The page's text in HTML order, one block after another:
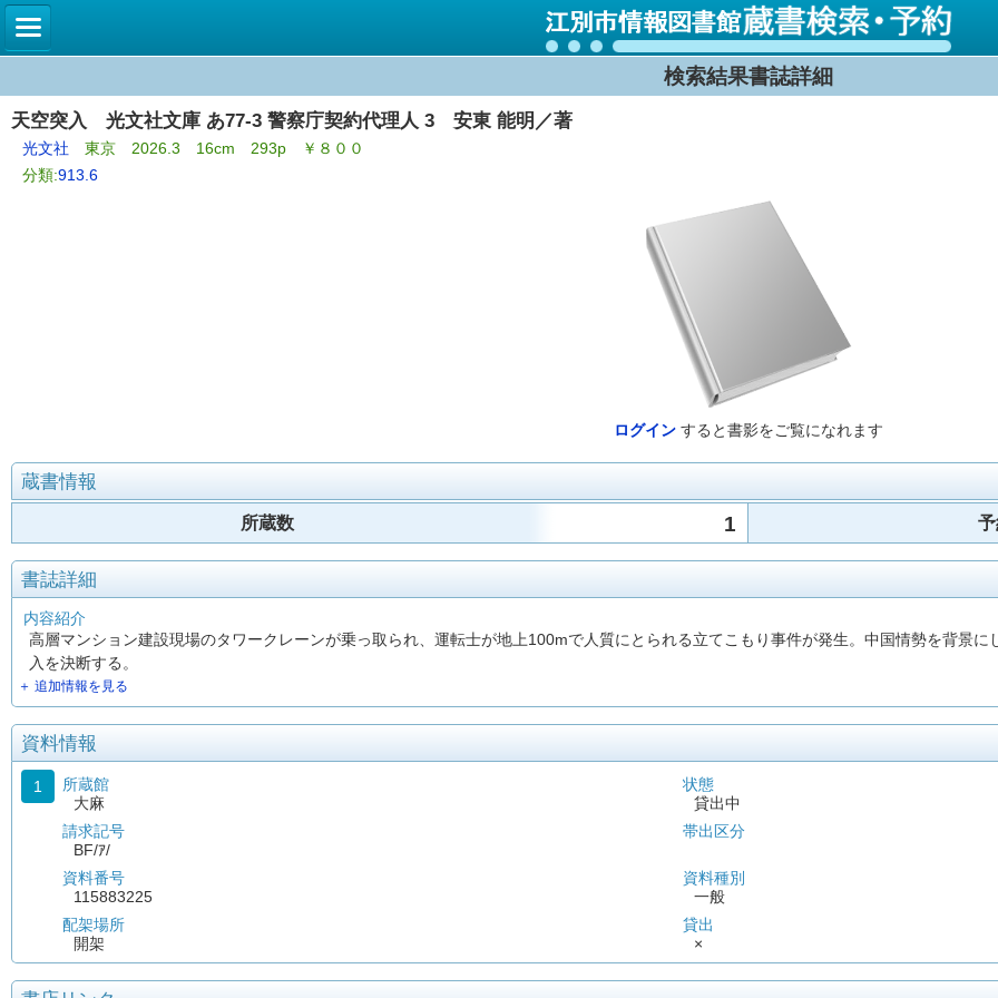
検索結果書誌詳細
天空突入 光文社文庫 あ77-3 警察庁契約代理人 3 安東 能明／著
光文社 東京 2026.3 16cm 293p ￥８００
分類:913.6
ログイン すると書影をご覧になれます
蔵書情報
所蔵数 1
書誌詳細
内容紹介
高層マンション建設現場のタワークレーンが乗っ取られ、運転士が地上100mで人質にとられる立てこもり事件が発生。中国情勢を背景
入を決断する。
＋ 追加情報を見る
資料情報
1
所蔵館
大麻
請求記号
BF/ｱ/
資料番号
115883225
配架場所
開架
状態
貸出中
帯出区分
資料種別
一般
貸出
×